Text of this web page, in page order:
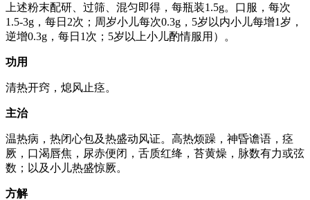
上述粉末配研、过筛、混匀即得，每瓶装1.5g。口服，每次
1.5-3g，每日2次；周岁小儿每次0.3g，5岁以内小儿每增1岁，
逆增0.3g，每日1次；5岁以上小儿酌情服用）。
功用
清热开窍，熄风止痉。
主治
温热病，热闭心包及热盛动风证。高热烦躁，神昏谵语，痉
厥，口渴唇焦，尿赤便闭，舌质红绛，苔黄燥，脉数有力或弦
数；以及小儿热盛惊厥。
方解